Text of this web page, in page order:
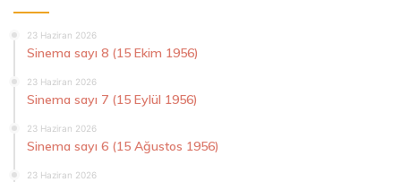
23 Haziran 2026
Sinema sayı 8 (15 Ekim 1956)
23 Haziran 2026
Sinema sayı 7 (15 Eylül 1956)
23 Haziran 2026
Sinema sayı 6 (15 Ağustos 1956)
23 Haziran 2026